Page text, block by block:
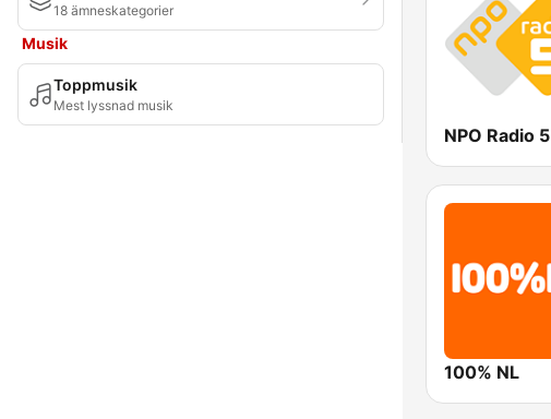
18 ämneskategorier
Musik
Toppmusik
Mest lyssnad musik
NPO Radio 5
100% NL